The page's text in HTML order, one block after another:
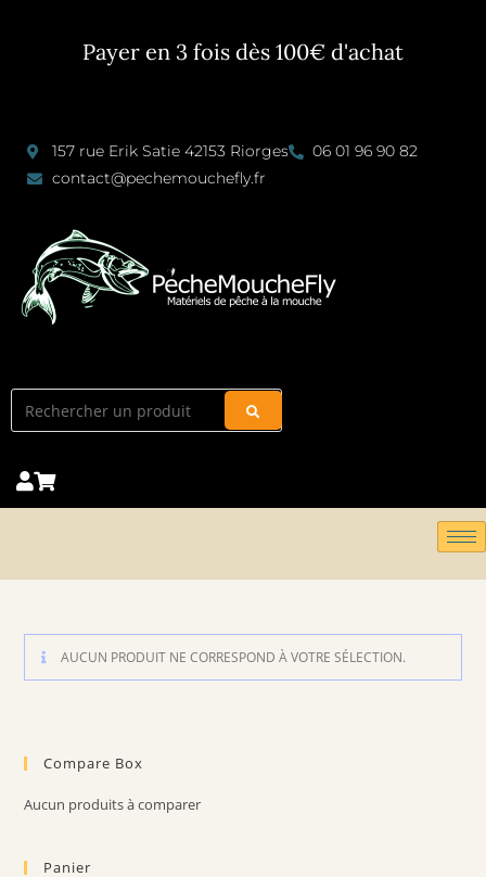
Payer en 3 fois dès 100€ d'achat
157 rue Erik Satie 42153 Riorges
06 01 96 90 82
contact@pechemouchefly.fr
AUCUN PRODUIT NE CORRESPOND À VOTRE SÉLECTION.
Compare Box
Aucun produits à comparer
Panier